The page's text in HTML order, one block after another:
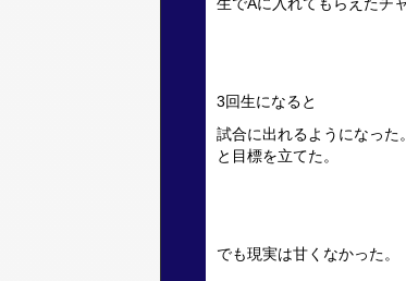
生でAに入れてもらえたチ
3回生になると
試合に出れるようになっ
と目標を立てた。
でも現実は甘くなかった。